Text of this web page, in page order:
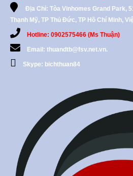
Địa Chỉ: Tòa Vinhomes Grand Park,
Thạnh Mỹ, TP Thủ Đức, TP Hồ Chí Minh,
Hotline: 0902575466 (Ms Thuận)
Email: thuandtb@fsv.net.vn.
Skype: bichthuan84